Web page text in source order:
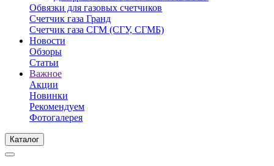
Обвязки для газовых счетчиков
Счетчик газа Гранд
Счетчик газа СГМ (СГУ, СГМБ)
Новости
Обзоры
Статьи
Важное
Акции
Новинки
Рекомендуем
Фотогалерея
Каталог